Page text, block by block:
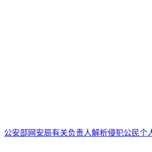
公安部网安局有关负责人解析侵犯公民个